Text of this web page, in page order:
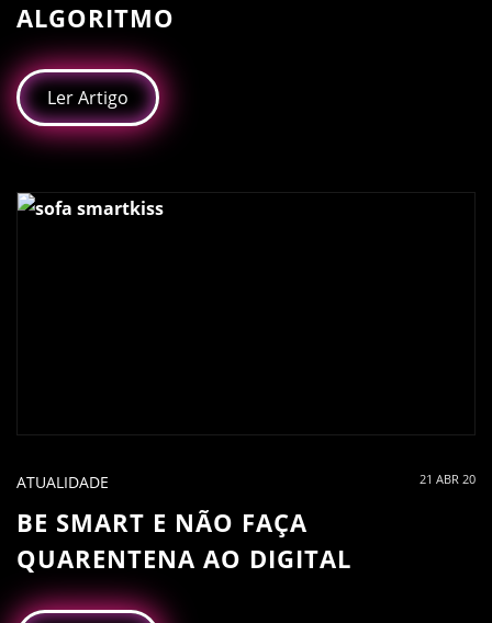
ALGORITMO
Ler Artigo
ATUALIDADE 21 ABR 20
BE SMART E NÃO FAÇA
QUARENTENA AO DIGITAL